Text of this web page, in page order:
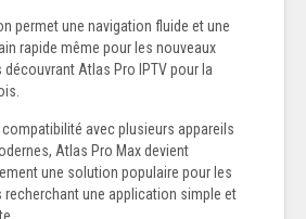
permet une navigation fluide et une
rapide même pour les nouveaux
Atlas Pro IPTV pour la
compatibilité avec plusieurs appareils
Atlas Pro Max devient
une solution populaire pour les
recherchant une application simple et